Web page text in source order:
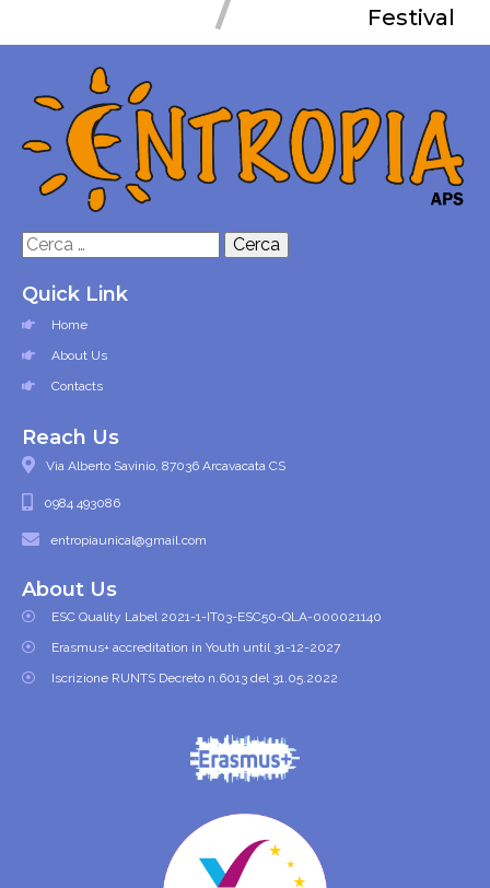
Festival
Ricerca
Quick Link
Home
About Us
Contacts
Reach Us
Via Alberto Savinio, 87036 Arcavacata CS
0984 493086
entropiaunical@gmail.com
About Us
ESC Quality Label 2021-1-IT03-ESC50-QLA-000021140
Erasmus+ accreditation in Youth until 31-12-2027
Iscrizione RUNTS Decreto n.6013 del 31.05.2022